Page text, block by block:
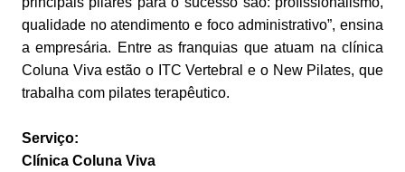
qualidade no atendimento e foco administrativo”, ensina
a empresária. Entre as franquias que atuam na clínica
Coluna Viva estão o ITC Vertebral e o New Pilates, que
trabalha com pilates terapêutico.
Serviço:
Clínica Coluna Viva